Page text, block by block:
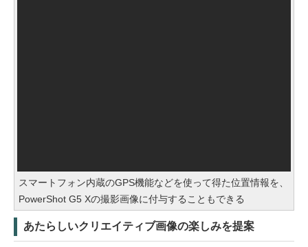
スマートフォン内蔵のGPS機能などを使って得た位置情報を、
PowerShot G5 Xの撮影画像に付与することもできる
あたらしいクリエイティブ画像の楽しみを提案